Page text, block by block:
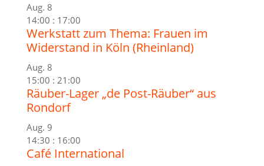
Aug. 8
14:00 : 17:00
Werkstatt zum Thema: Frauen im
Widerstand in Köln (Rheinland)
Aug. 8
15:00 : 21:00
Räuber-Lager „de Post-Räuber“ aus
Rondorf
Aug. 9
14:30 : 16:00
Café International